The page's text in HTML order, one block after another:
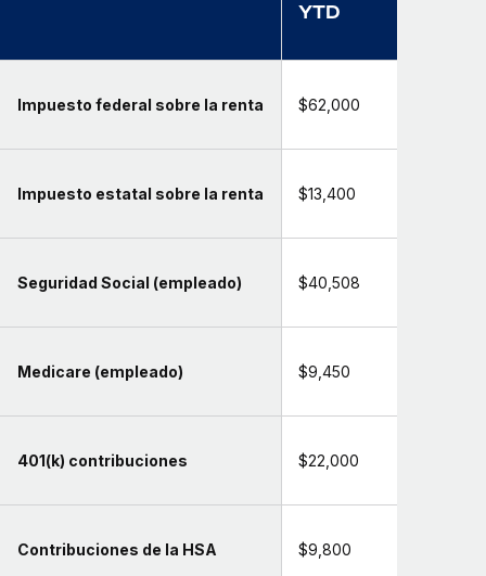
YTD
Impuesto federal sobre la renta $62,000
Impuesto estatal sobre la renta $13,400
Seguridad Social (empleado) $40,508
Medicare (empleado) $9,450
401(k) contribuciones $22,000
Contribuciones de la HSA $9,800